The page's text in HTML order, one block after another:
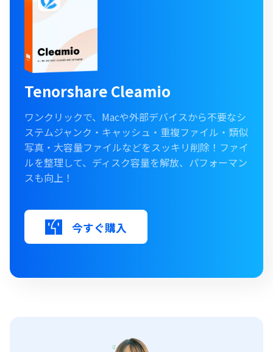
Tenorshare Cleamio
ワンクリックで、Macや外部デバイスから不要なシ
ステムジャンク・キャッシュ・重複ファイル・類似
写真・大容量ファイルなどをスッキリ削除！ファイ
ルを整理して、ディスク容量を解放、パフォーマン
スも向上！
今すぐ購入